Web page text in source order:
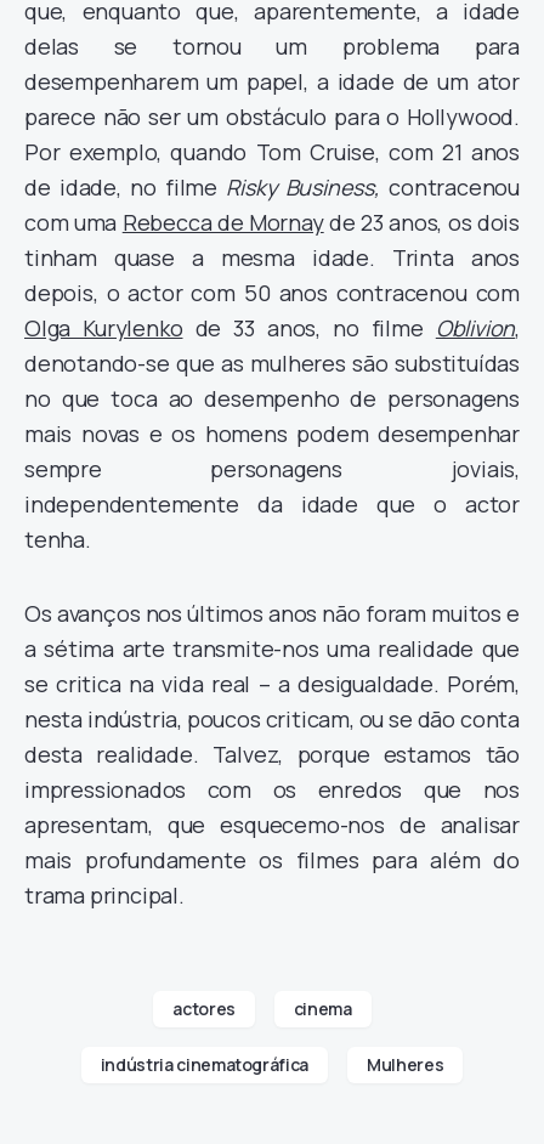
que, enquanto que, aparentemente, a idade
delas se tornou um problema para
desempenharem um papel, a idade de um ator
parece não ser um obstáculo para o Hollywood.
Por exemplo, quando Tom Cruise, com 21 anos
de idade, no filme Risky Business,contracenou
com uma Rebecca de Mornayde 23 anos, os dois
tinham quase a mesma idade. Trinta anos
depois, o actor com 50 anos contracenou com
Olga Kurylenko de 33 anos, no filme Oblivion,
denotando-se que as mulheres são substituídas
no que toca ao desempenho de personagens
mais novas e os homens podem desempenhar
sempre personagens joviais,
independentemente da idade que o actor
tenha.
Os avanços nos últimos anos não foram muitos e
a sétima arte transmite-nos uma realidade que
se critica na vida real – a desigualdade. Porém,
nesta indústria, poucos criticam, ou se dão conta
desta realidade. Talvez, porque estamos tão
impressionados com os enredos que nos
apresentam, que esquecemo-nos de analisar
mais profundamente os filmes para além do
trama principal.
actores cinema
indústria cinematográfica Mulheres